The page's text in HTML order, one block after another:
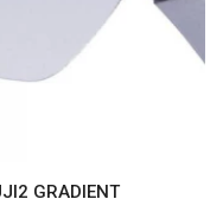
GRADIENT